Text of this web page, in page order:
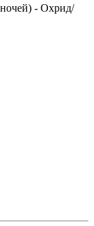
- Охрид/